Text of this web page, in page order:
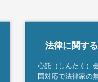
法律に関す
心託（しんたく）
国対応で法律家の